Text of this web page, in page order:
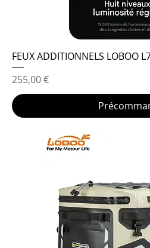
FEUX ADDITIONNELS LOBOO
Prix
255,00 €